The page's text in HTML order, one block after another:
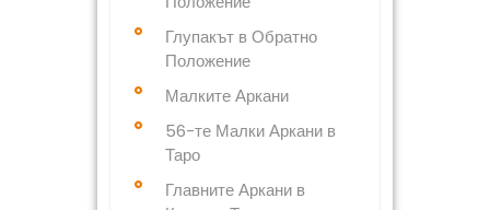
Глупакът в Обратно
Положение
Малките Аркани
56-те Малки Аркани в
Таро
Главните Аркани в